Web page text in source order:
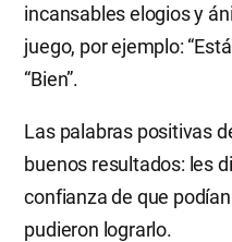
incansables elogios y
juego, por ejemplo:
“Bien”.
Las palabras positivas
buenos resultados: les
confianza de que
pudieron lograrlo.